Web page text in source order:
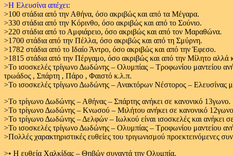
>Η Ελευσίνα απέχει:
>100 στάδια από την Αθήνα, όσο ακριβώς και από τα Μέγαρα.
>330 στάδια από την Κόρινθο, όσο ακριβώς και από το Σούνιο.
>220 στάδια από το Αμφιάρειο, όσο ακριβώς και από τον Μαραθώνα.
>1700 στάδια από την Πέλλα, όσο ακριβώς και από τη Σμύρνη.
>1782 στάδια από το Ιδαίο Άντρο, όσο ακριβώς και από την Έφεσο.
>1815 στάδια από την Πέργαμο, όσο ακριβώς και από την Μίλητο αλλά
>Το ισοσκελές τρίγωνο Δωδώνης – Ολυμπίας – Τροφωνίου μαντείου
τρωάδος , Σπάρτη , Πάρο , Φαιστό κ.λ.π.
>Το ισοσκελές τρίγωνο Δωδώνης – Ανακτόρων Νέστορος – Ελευσίνας
>Το τρίγωνο Δωδώνης – Αθήνας – Σπάρτης ανήκει σε κανονικό 13γωνο.
>Το τρίγωνο Δωδώνης – Κνωσού – Μιλήτου ανήκει σε κανονικό
>Το τρίγωνο Δωδώνης – Δελφών – Ιωλκού είναι ισοσκελές και ανήκει
>Το ισοσκελές τρίγωνο Δωδώνης – Ολυμπίας – Τροφωνίου μαντείου
>Πολλές χαρακτηριστικές ευθείες του τριγωνισμού προεκτεινόμενες
>• Η ευθεία Χαλκίδας – Θηβών συναντά την Ολυμπία.